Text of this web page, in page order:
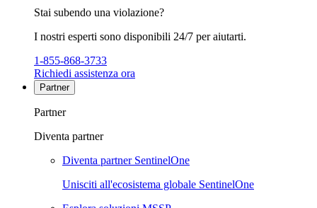
Stai subendo una violazione?
I nostri esperti sono disponibili 24/7 per aiutarti.
1-855-868-3733
Richiedi assistenza ora
Partner
Partner
Diventa partner
Diventa partner SentinelOne
Unisciti all'ecosistema globale SentinelOne